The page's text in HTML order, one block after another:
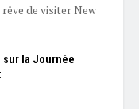
de visiter New
sur la Journée